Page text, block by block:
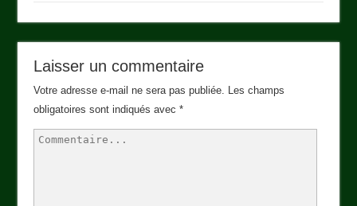
Laisser un commentaire
Votre adresse e-mail ne sera pas publiée. Les champs
obligatoires sont indiqués avec*